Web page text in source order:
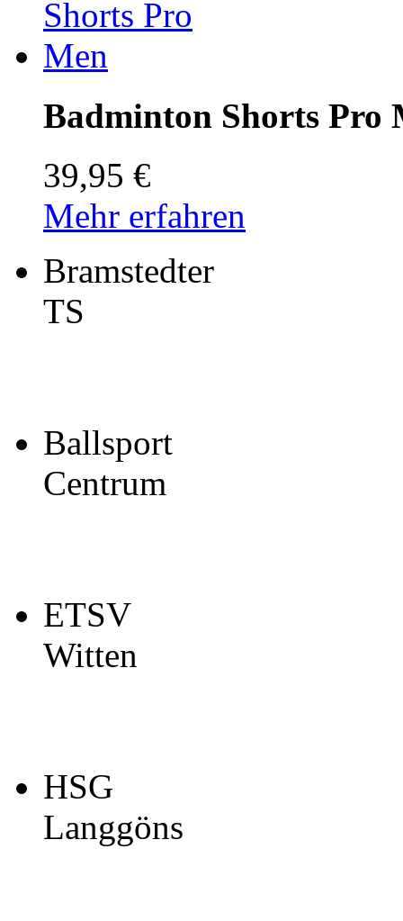
Badminton Shorts Pro
39,95 €
Mehr erfahren
Bramstedter
TS
Ballsport
Centrum
ETSV
Witten
HSG
Langgöns